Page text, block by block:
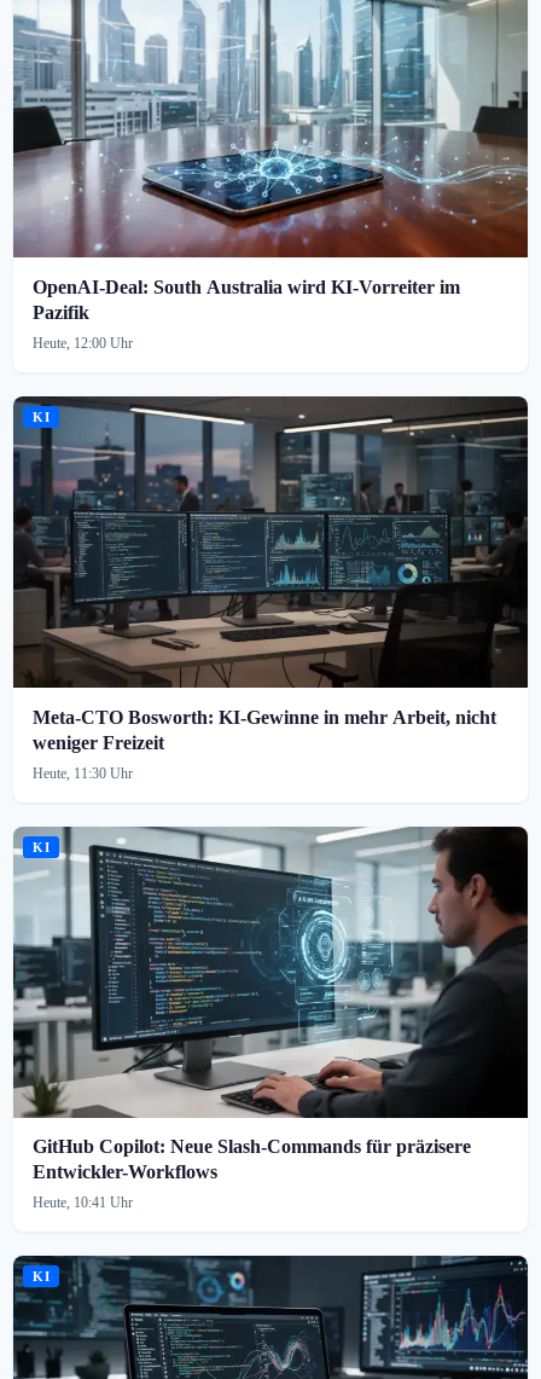
OpenAI-Deal: South Australia wird KI-Vorreiter im
Pazifik
Heute, 12:00 Uhr
KI
Meta-CTO Bosworth: KI-Gewinne in mehr Arbeit, nicht
weniger Freizeit
Heute, 11:30 Uhr
KI
GitHub Copilot: Neue Slash-Commands für präzisere
Entwickler-Workflows
Heute, 10:41 Uhr
KI